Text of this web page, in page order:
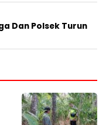
Dan Polsek Turun